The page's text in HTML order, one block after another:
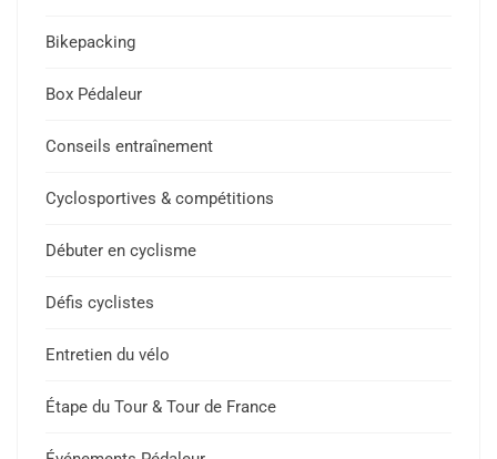
Bikepacking
Box Pédaleur
Conseils entraînement
Cyclosportives & compétitions
Débuter en cyclisme
Défis cyclistes
Entretien du vélo
Étape du Tour & Tour de France